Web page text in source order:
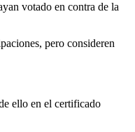
votado en contra de la
pero consideren
ello en el certificado